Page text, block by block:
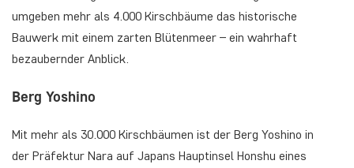
umgeben mehr als 4.000 Kirschbäume das historische
Bauwerk mit einem zarten Blütenmeer – ein wahrhaft
bezaubernder Anblick.
Berg Yoshino
Mit mehr als 30.000 Kirschbäumen ist der Berg Yoshino in
der Präfektur Nara auf Japans Hauptinsel Honshu eines